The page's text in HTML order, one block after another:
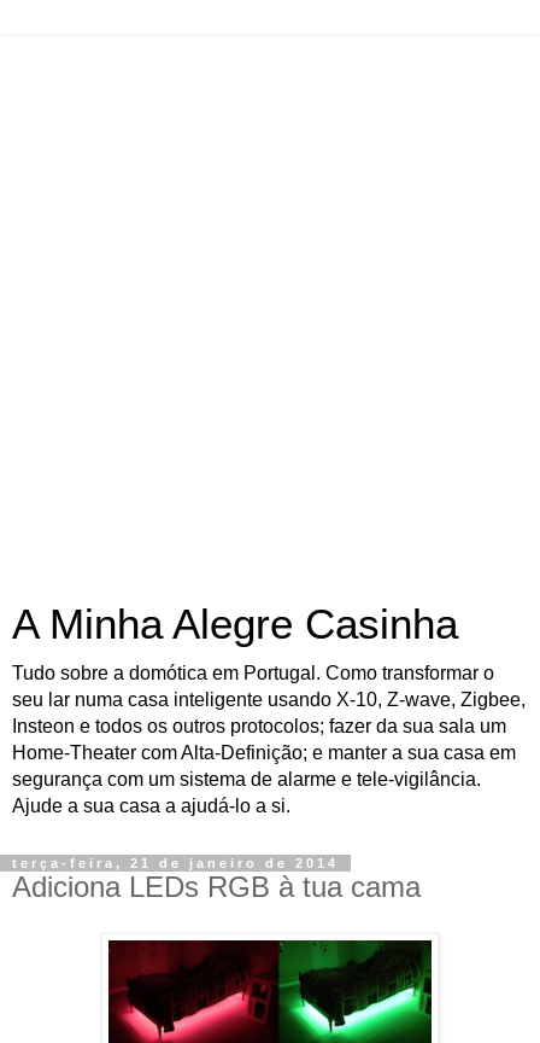
A Minha Alegre Casinha
Tudo sobre a domótica em Portugal. Como transformar o
seu lar numa casa inteligente usando X-10, Z-wave, Zigbee,
Insteon e todos os outros protocolos; fazer da sua sala um
Home-Theater com Alta-Definição; e manter a sua casa em
segurança com um sistema de alarme e tele-vigilância.
Ajude a sua casa a ajudá-lo a si.
terça-feira, 21 de janeiro de 2014
Adiciona LEDs RGB à tua cama